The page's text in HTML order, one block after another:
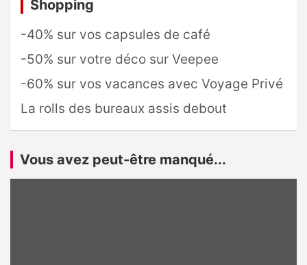
Shopping
-40% sur vos capsules de café
-50% sur votre déco sur Veepee
-60% sur vos vacances avec Voyage Privé
La rolls des bureaux assis debout
Vous avez peut-être manqué...